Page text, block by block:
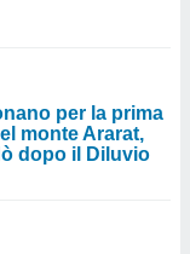
per la prima
monte Ararat,
dopo il Diluvio